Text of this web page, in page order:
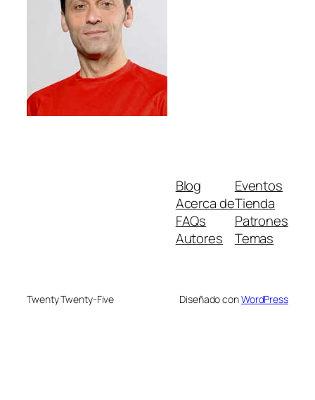
Blog
Acerca de
FAQs
Autores
Eventos
Tienda
Patrones
Temas
Twenty Twenty-Five Diseñado conWordPress